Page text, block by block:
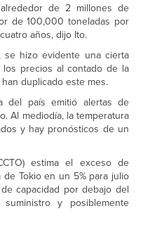
de 2 millones de
de 100,000 toneladas por
años, dijo Ito.
se hizo evidente una cierta
precios al contado de la
duplicado este mes.
del país emitió alertas de
Al mediodía, la temperatura
y hay pronósticos de un
estima el exceso de
Tokio en un 5% para julio
capacidad por debajo del
y posiblemente